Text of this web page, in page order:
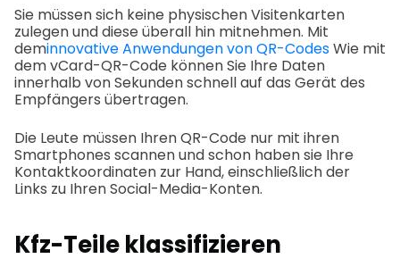
Sie müssen sich keine physischen Visitenkarten
zulegen und diese überall hin mitnehmen. Mit
deminnovative Anwendungen von QR-CodesWie mit
dem vCard-QR-Code können Sie Ihre Daten
innerhalb von Sekunden schnell auf das Gerät des
Empfängers übertragen.
Die Leute müssen Ihren QR-Code nur mit ihren
Smartphones scannen und schon haben sie Ihre
Kontaktkoordinaten zur Hand, einschließlich der
Links zu Ihren Social-Media-Konten.
Kfz-Teile klassifizieren